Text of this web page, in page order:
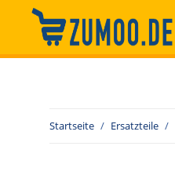
Startseite Ersatzteile